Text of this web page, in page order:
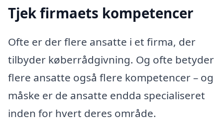
Tjek firmaets kompetencer
Ofte er der flere ansatte i et firma, der
tilbyder køberrådgivning. Og ofte betyder
flere ansatte også flere kompetencer – og
måske er de ansatte endda specialiseret
inden for hvert deres område.